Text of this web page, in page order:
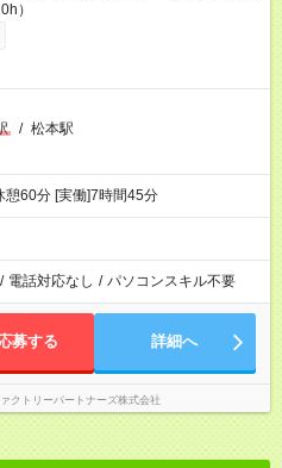
）
/ 松本駅
憩60分 [実働]7時間45分
/ 電話対応なし / パソコンスキル不要
募する 詳細へ
クトリーパートナーズ株式会社